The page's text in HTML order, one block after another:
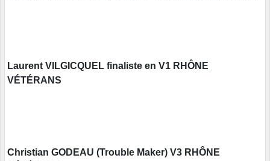
Laurent VILGICQUEL finaliste en V1 RHÔNE
VÉTÉRANS
Christian GODEAU (Trouble Maker) V3 RHÔNE